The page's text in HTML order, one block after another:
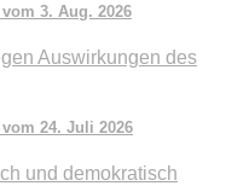
3. Aug. 2026
Auswirkungen des
24. Juli 2026
und demokratisch